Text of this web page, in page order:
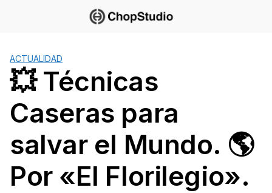
ACTUALIDAD
💥 Técnicas
Caseras para
salvar el Mundo. 🌎
Por «El Florilegio».